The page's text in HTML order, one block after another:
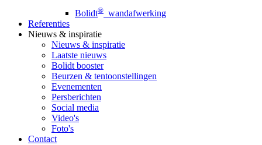
Bolidt® wandafwerking
Referenties
Nieuws & inspiratie
Nieuws & inspiratie
Laatste nieuws
Bolidt booster
Beurzen & tentoonstellingen
Evenementen
Persberichten
Social media
Video's
Foto's
Contact